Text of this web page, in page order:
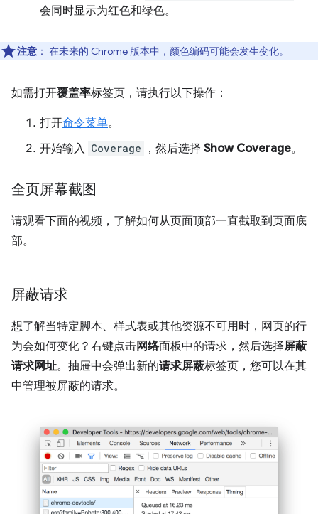
会同时显示为红色和绿色。
注意 ： 在未来的 Chrome 版本中，颜色编码可能会发生变化。
如需打开覆盖率标签页，请执行以下操作：
打开命令菜单。
开始输入 Coverage ，然后选择 Show Coverage。
全页屏幕截图
请观看下面的视频，了解如何从页面顶部一直截取到页面底
部。
屏蔽请求
想了解当特定脚本、样式表或其他资源不可用时，网页的行
为会如何变化？右键点击网络面板中的请求，然后选择屏蔽
请求网址。抽屉中会弹出新的请求屏蔽标签页，您可以在其
中管理被屏蔽的请求。